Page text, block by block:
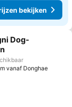
bekijken
favorieten
Dog-
vanaf Donghae